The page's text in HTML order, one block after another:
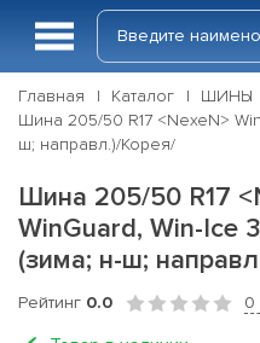
Главная Каталог ШИНЫ
Шина 205/50 R17 <NexeN>
ш; направл.)/Корея/
Шина 205/50 R17
WinGuard, Win-Ice
(зима; н-ш;
Рейтинг 0.0 0